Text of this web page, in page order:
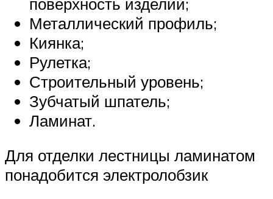
Металлический профиль;
Киянка;
Рулетка;
Строительный уровень;
Зубчатый шпатель;
Ламинат.
Для отделки лестницы ламинатом
понадобится электролобзик